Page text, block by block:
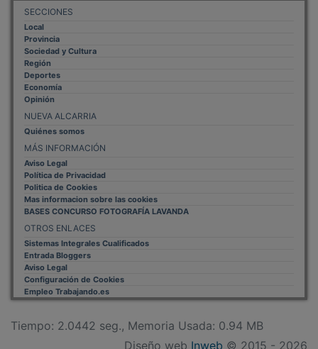
SECCIONES
Local
Provincia
Sociedad y Cultura
Región
Deportes
Economía
Opinión
NUEVA ALCARRIA
Quiénes somos
MÁS INFORMACIÓN
Aviso Legal
Política de Privacidad
Politica de Cookies
Mas informacion sobre las cookies
BASES CONCURSO FOTOGRAFÍA LAVANDA
OTROS ENLACES
Sistemas Integrales Cualificados
Entrada Bloggers
Aviso Legal
Configuración de Cookies
Empleo Trabajando.es
Tiempo: 2.0442 seg., Memoria Usada: 0.94 MB
Diseño web Inweb © 2015 - 2026